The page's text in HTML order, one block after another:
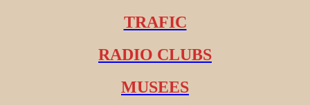
TRAFIC
RADIO CLUBS
MUSEES